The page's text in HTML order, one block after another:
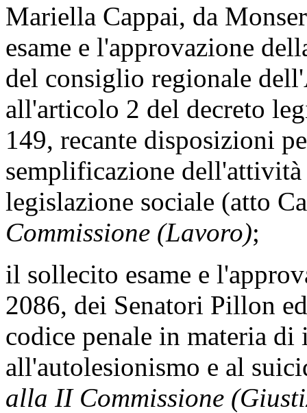
Mariella Cappai, da
esame e l'approvazione
del consiglio regionale
all'articolo 2 del decreto
149, recante disposizioni
semplificazione
legislazione sociale (atto
Commissione (Lavoro);
il sollecito esame e
2086, dei Senatori Pillon
codice penale in materia
all'autolesionismo e al
alla II Commissione